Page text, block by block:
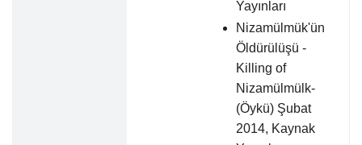
Yayınları
Nizamülmük'ün
Öldürülüşü -
Killing of
Nizamülmülk-
(Öykü) Şubat
2014, Kaynak